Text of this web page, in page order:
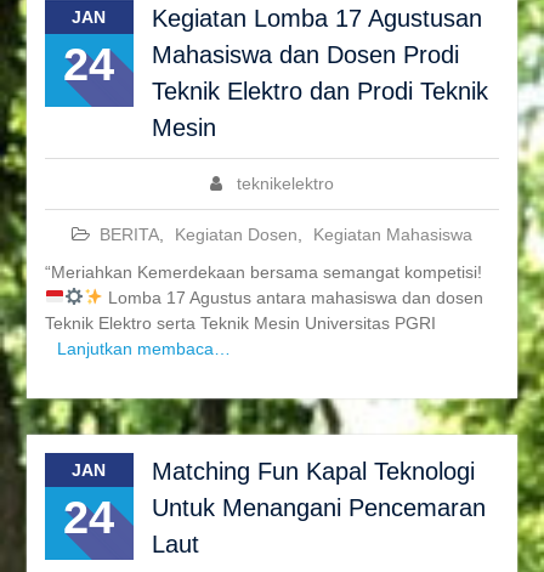
JAN
24
Kegiatan Lomba 17 Agustusan
Mahasiswa dan Dosen Prodi
Teknik Elektro dan Prodi Teknik
Mesin
teknikelektro
BERITA, Kegiatan Dosen
Kegiatan Mahasiswa
“Meriahkan Kemerdekaan bersama semangat kompetisi!
Lomba 17 Agustus antara mahasiswa dan dosen
Teknik Elektro serta Teknik Mesin Universitas PGRI
Lanjutkan membaca…
JAN
24
Matching Fun Kapal Teknologi
Untuk Menangani Pencemaran
Laut